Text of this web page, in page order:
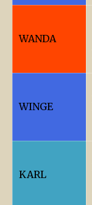
WANDA
WINGE
KARL